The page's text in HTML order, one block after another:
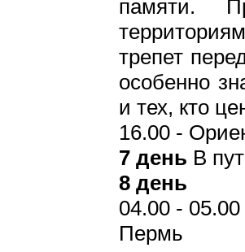
памяти.
трепет
особенно
и тех, кто
16.00 -
7 день В
8 день
04.00 -
Пермь